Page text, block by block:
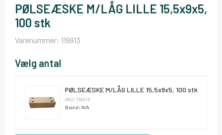
PØLSEÆSKE M/LÅG LILLE 15,5x9x5,
100 stk
Varenummer: 119913
Vælg antal
PØLSEÆSKE M/LÅG LILLE 15,5x9x5, 100 stk
SKU: 119913
Brand: N/A